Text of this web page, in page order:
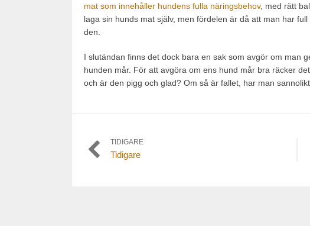
mat som innehåller hundens fulla näringsbehov, med rätt
laga sin hunds mat själv, men fördelen är då att man har
den.
I slutändan finns det dock bara en sak som avgör om man
hunden mår. För att avgöra om ens hund mår bra räcker
och är den pigg och glad? Om så är fallet, har man
Inläggsnavigering
TIDIGARE
Tidigare
Tidigare